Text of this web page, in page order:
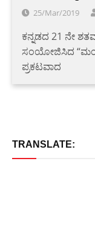
25/Mar/2019
ಕನ್ನಡದ 21 ನೇ
ಸಂಯೋಜಿಸಿದ
ಪ್ರಕಟವಾದ
TRANSLATE: